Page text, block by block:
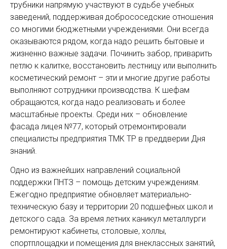
трубники напрямую участвуют в судьбе учебных
заведений, поддерживая добрососедские отношения
со многими бюджетными учреждениями. Они всегда
оказываются рядом, когда надо решить бытовые и
жизненно важные задачи. Починить забор, приварить
петлю к калитке, восстановить лестницу или выполнить
косметический ремонт – эти и многие другие работы
выполняют сотрудники производства. К шефам
обращаются, когда надо реализовать и более
масштабные проекты. Среди них – обновление
фасада лицея №77, который отремонтировали
специалисты предприятия ТМК ТР в преддверии Дня
знаний.
Одно из важнейших направлений социальной
поддержки ПНТЗ – помощь детским учреждениям.
Ежегодно предприятие обновляет материально-
техническую базу и территории 20 подшефных школ и
детского сада. За время летних каникул металлурги
ремонтируют кабинеты, столовые, холлы,
спортплощадки и помещения для внеклассных занятий,